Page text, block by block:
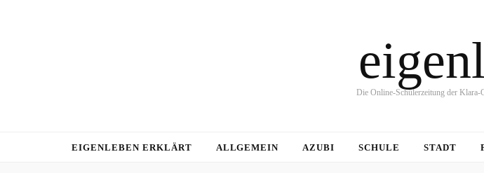
Die Online-Schülerzeitung der Klara-
EIGENLEBEN ERKLÄRT ALLGEMEIN AZUBI SCHULE STADT